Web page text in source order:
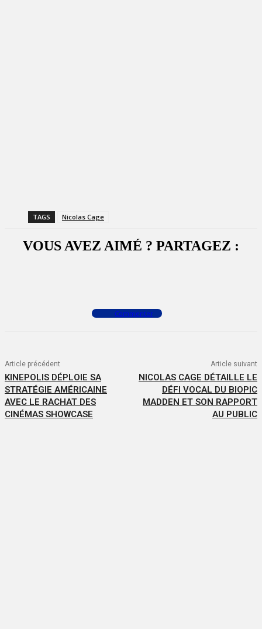
TAGS Nicolas Cage
VOUS AVEZ AIMÉ ? PARTAGEZ :
Commenter
Article précédent
KINEPOLIS DÉPLOIE SA
STRATÉGIE AMÉRICAINE
AVEC LE RACHAT DES
CINÉMAS SHOWCASE
Article suivant
NICOLAS CAGE DÉTAILLE LE
DÉFI VOCAL DU BIOPIC
MADDEN ET SON RAPPORT
AU PUBLIC